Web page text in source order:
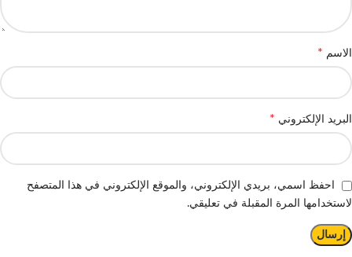
الاسم *
البريد الإلكتروني *
احفظ اسمي، بريدي الإلكتروني، والموقع الإلكتروني في هذا المتصفح
لاستخدامها المرة المقبلة في تعليقي.